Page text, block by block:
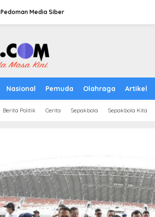
Pedoman Media Siber
Nasional Pemuda Olahraga Artikel
Berita Politik Cerita Sepakbola Sepakbola Kita